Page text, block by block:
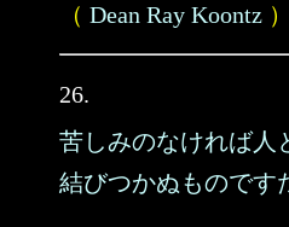
（ Dean Ray Koontz ）
26.
苦しみのなければ人
結びつかぬものです